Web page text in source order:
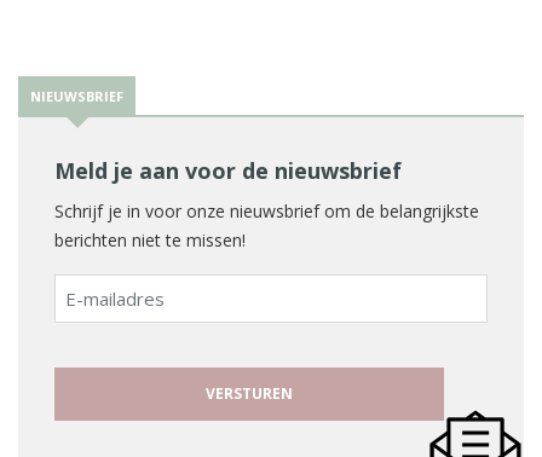
NIEUWSBRIEF
Meld je aan voor de nieuwsbrief
Schrijf je in voor onze nieuwsbrief om de belangrijkste
berichten niet te missen!
E-
mailadres